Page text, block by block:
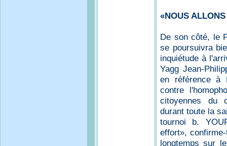
«NOUS
De son côté, le
se poursuivra
inquiétude à
Yagg Jean-
en référence à
contre
citoyennes du
durant toute la
tournoi b.
effort»,
longtemps sur